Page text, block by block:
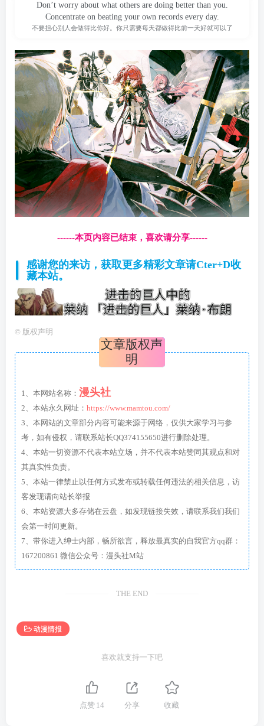
Don’t worry about what others are doing better than you.
Concentrate on beating your own records every day.
不要担心别人会做得比你好。你只需要每天都做得比前一天好就可以了
------本页内容已结束，喜欢请分享------
感谢您的来访，获取更多精彩文章请Cter+D收
藏本站。
© 版权声明
文章版权声
明
1、本网站名称： 漫头社
2、本站永久网址： https://www.mamtou.com/
3、本网站的文章部分内容可能来源于网络，仅供大家学习与参
考，如有侵权，请联系站长QQ374155650进行删除处理。
4、本站一切资源不代表本站立场，并不代表本站赞同其观点和对
其真实性负责。
5、本站一律禁止以任何方式发布或转载任何违法的相关信息，访
客发现请向站长举报
6、本站资源大多存储在云盘，如发现链接失效，请联系我们我们
会第一时间更新。
7、带你进入绅士内部，畅所欲言，释放最真实的自我官方qq群：
167200861 微信公众号：漫头社M站
THE END
动漫情报
喜欢就支持一下吧
点赞 14 分享 收藏